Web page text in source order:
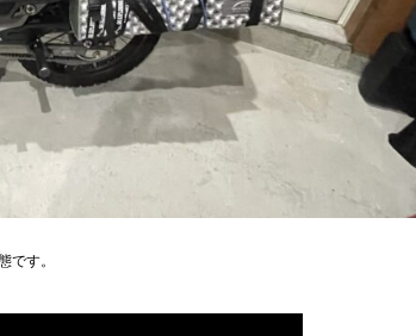
です。